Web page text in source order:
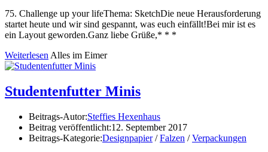
75. Challenge up your lifeThema: SketchDie neue Herausforderung
startet heute und wir sind gespannt, was euch einfällt!Bei mir ist es
ein Layout geworden.Ganz liebe Grüße,* * *
Weiterlesen Alles im Eimer
Studentenfutter Minis
Beitrags-Autor:Steffies Hexenhaus
Beitrag veröffentlicht:12. September 2017
Beitrags-Kategorie:Designpapier / Falzen / Verpackungen